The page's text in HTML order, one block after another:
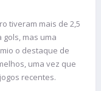
tiveram mais de 2,5
mas uma
o destaque de
uma vez que
recentes.